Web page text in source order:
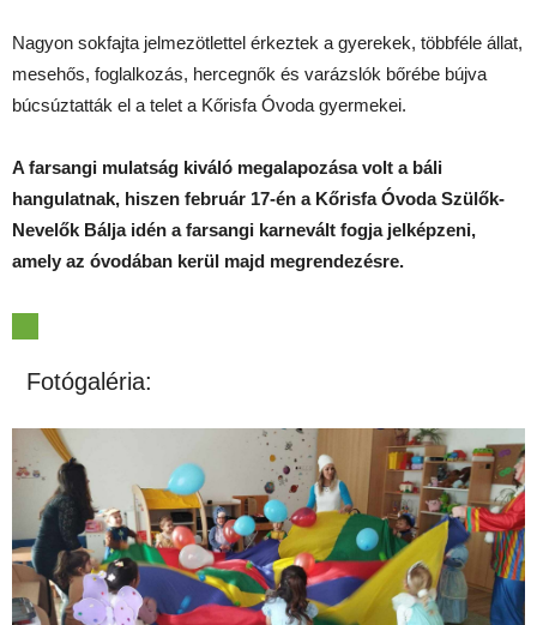
Nagyon sokfajta jelmezötlettel érkeztek a gyerekek, többféle állat,
mesehős, foglalkozás, hercegnők és varázslók bőrébe bújva
búcsúztatták el a telet a Kőrisfa Óvoda gyermekei.
A farsangi mulatság kiváló megalapozása volt a báli
hangulatnak, hiszen február 17-én a Kőrisfa Óvoda Szülők-
Nevelők Bálja idén a farsangi karnevált fogja jelképzeni,
amely az óvodában kerül majd megrendezésre.
Fotógaléria: